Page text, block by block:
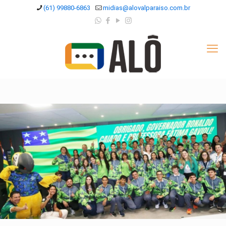
(61) 99880-6863 midias@alovalparaiso.com.br